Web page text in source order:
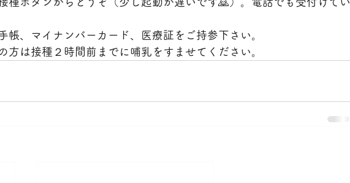
帳、マイナンバーカード、医療証をご持参下さい。
方は接種２時間前までに哺乳をすませてください。